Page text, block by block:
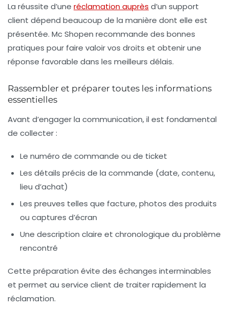
La réussite d’une réclamation auprès d’un support
client dépend beaucoup de la manière dont elle est
présentée. Mc Shopen recommande des bonnes
pratiques pour faire valoir vos droits et obtenir une
réponse favorable dans les meilleurs délais.
Rassembler et préparer toutes les informations
essentielles
Avant d’engager la communication, il est fondamental
de collecter :
Le numéro de commande ou de ticket
Les détails précis de la commande (date, contenu,
lieu d’achat)
Les preuves telles que facture, photos des produits
ou captures d’écran
Une description claire et chronologique du problème
rencontré
Cette préparation évite des échanges interminables
et permet au service client de traiter rapidement la
réclamation.